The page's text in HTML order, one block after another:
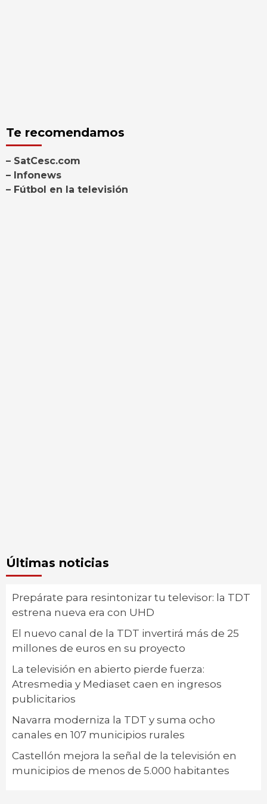
Te recomendamos
– SatCesc.com
– Infonews
– Fútbol en la televisión
Últimas noticias
Prepárate para resintonizar tu televisor: la TDT
estrena nueva era con UHD
El nuevo canal de la TDT invertirá más de 25
millones de euros en su proyecto
La televisión en abierto pierde fuerza:
Atresmedia y Mediaset caen en ingresos
publicitarios
Navarra moderniza la TDT y suma ocho
canales en 107 municipios rurales
Castellón mejora la señal de la televisión en
municipios de menos de 5.000 habitantes